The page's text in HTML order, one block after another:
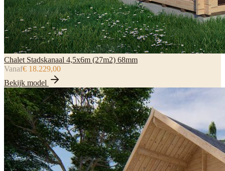
Chalet Stadskanaal 4,5x6m (27m2) 68mm
Vanaf€ 18.229,00
Bekijk model